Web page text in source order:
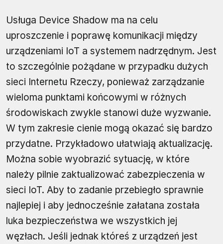
Usługa Device Shadow ma na celu
uproszczenie i poprawę komunikacji między
urządzeniami IoT a systemem nadrzędnym. Jest
to szczególnie pożądane w przypadku dużych
sieci Internetu Rzeczy, ponieważ zarządzanie
wieloma punktami końcowymi w różnych
środowiskach zwykle stanowi duże wyzwanie.
W tym zakresie cienie mogą okazać się bardzo
przydatne. Przykładowo ułatwiają aktualizację.
Można sobie wyobrazić sytuację, w które
należy pilnie zaktualizować zabezpieczenia w
sieci IoT. Aby to zadanie przebiegło sprawnie
najlepiej i aby jednocześnie załatana została
luka bezpieczeństwa we wszystkich jej
węzłach. Jeśli jednak któreś z urządzeń jest